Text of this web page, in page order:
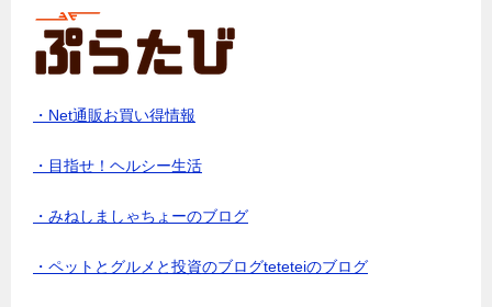
・Net通販お買い得情報
・目指せ！ヘルシー生活
・みねしましゃちょーのブログ
・ペットとグルメと投資のブログteteteiのブログ